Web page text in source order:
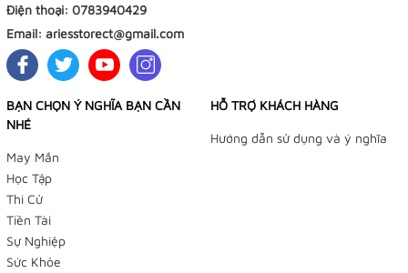
Điện thoại: 0783940429
Email: ariesstorect@gmail.com
BẠN CHỌN Ý NGHĨA BẠN CẦN
NHÉ
May Mắn
Học Tập
Thi Cử
Tiền Tài
Sự Nghiệp
Sức Khỏe
HỖ TRỢ KHÁCH HÀNG
Hướng dẫn sử dụng và ý nghĩa